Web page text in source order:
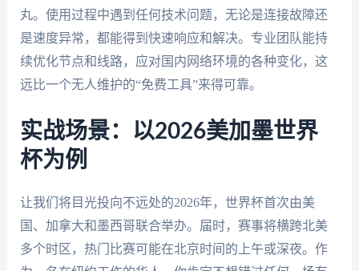
丸。使用过程中遇到任何技术问题，无论是连接故障还
是速度异常，都能得到快速响应和解决。专业团队能持
续优化节点和线路，应对国内网络环境的各种变化，这
远比一个无人维护的“免费工具”来得可靠。
实战场景：以2026美加墨世界
杯为例
让我们将目光投向不远处的2026年，世界杯首次由美
国、加拿大和墨西哥联合举办。届时，赛事将横跨北美
多个时区，热门比赛可能在北京时间的上午或深夜。作